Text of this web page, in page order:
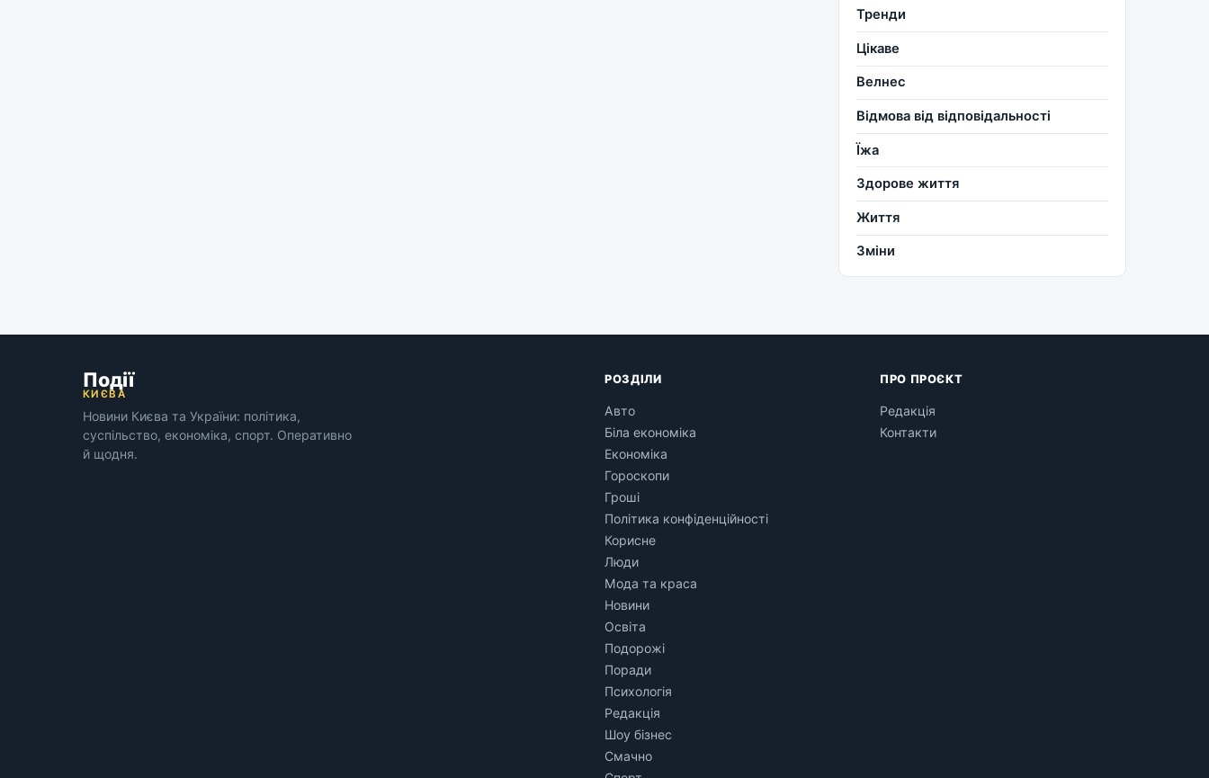
Тренди
Цікаве
Велнес
Відмова від відповідальності
Їжа
Здорове життя
Життя
Зміни
Події
КИЄВА
Новини Києва та України: політика,
суспільство, економіка, спорт. Оперативно
й щодня.
РОЗДІЛИ
Авто
Біла економіка
Економіка
Гороскопи
Гроші
Політика конфіденційності
Корисне
Люди
Мода та краса
Новини
Освіта
Подорожі
Поради
Психологія
Редакція
Шоу бізнес
Смачно
ПРО ПРОЄКТ
Редакція
Контакти